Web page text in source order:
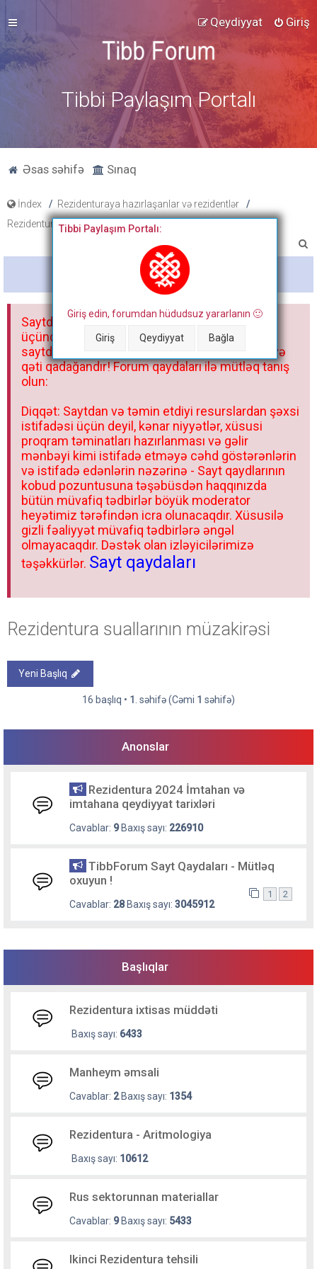
Giriş
Qeydiyyat
Tibbi Paylaşım Portalı
Əsas səhifə Sınaq
İndex
Rezidenturaya hazırlaşanlar və rezidentlər
Rezidentura suallarının müzakirəsi
a
Bitdi
Tibbi Paylaşım Portalı:
Giriş edin, forumdan hüdudsuz yararlanın 🙂
Giriş Qeydiyyat Bağla
Saytdakı materiallar yalnız fərdi istifadəniz
üçündür. Materialları istisnasız heç bir qrupda,
saytda və sosial şəbəkədə paylaşmaq olmaz və
qəti qadağandır! Forum qaydaları ilə mütləq tanış
olun:
Diqqət: Saytdan və təmin etdiyi resurslardan şəxsi
istifadəsi üçün deyil, kənar niyyətlər, xüsusi
proqram təminatları hazırlanması və gəlir
mənbəyi kimi istifadə etməyə cəhd göstərənlərin
və istifadə edənlərin nəzərinə - Sayt qaydlarının
kobud pozuntusuna təşəbüsdən haqqınızda
bütün müvafiq tədbirlər böyük moderator
heyətimiz tərəfindən icra olunacaqdır. Xüsusilə
gizli fəaliyyət müvafiq tədbirlərə əngəl
olmayacaqdır. Dəstək olan izləyicilərimizə
təşəkkürlər. Sayt qaydaları
Rezidentura suallarının müzakirəsi
Yeni Başlıq
16 başlıq • 1 . səhifə (Cəmi 1 səhifə)
Anonslar
Rezidentura 2024 İmtahan və
imtahana qeydiyyat tarixləri
Cavablar: 9Baxış sayı: 226910
TibbForum Sayt Qaydaları - Mütləq
oxuyun !
Cavablar: 28Baxış sayı: 3045912
1 2
Başlıqlar
Rezidentura ixtisas müddəti
Baxış sayı: 6433
Manheym əmsali
Cavablar: 2Baxış sayı: 1354
Rezidentura - Aritmologiya
Baxış sayı: 10612
Rus sektorunnan materiallar
Cavablar: 9Baxış sayı: 5433
Ikinci Rezidentura tehsili